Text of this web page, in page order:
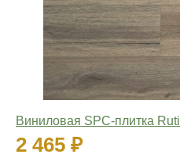
Виниловая SPC-плитка Rutil
2 465 ₽